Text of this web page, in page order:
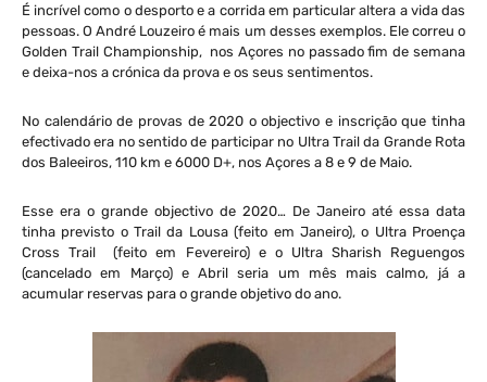
É incrível como o desporto e a corrida em particular altera a vida das
pessoas. O André Louzeiro é mais um desses exemplos. Ele correu o
Golden Trail Championship, nos Açores no passado fim de semana
e deixa-nos a crónica da prova e os seus sentimentos.
No calendário de provas de 2020 o objectivo e inscrição que tinha
efectivado era no sentido de participar no Ultra Trail da Grande Rota
dos Baleeiros, 110 km e 6000 D+, nos Açores a 8 e 9 de Maio.
Esse era o grande objectivo de 2020… De Janeiro até essa data
tinha previsto o Trail da Lousa (feito em Janeiro), o Ultra Proença
Cross Trail (feito em Fevereiro) e o Ultra Sharish Reguengos
(cancelado em Março) e Abril seria um mês mais calmo, já a
acumular reservas para o grande objetivo do ano.